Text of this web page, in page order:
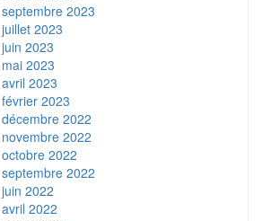
septembre 2023
juillet 2023
juin 2023
mai 2023
avril 2023
février 2023
décembre 2022
novembre 2022
octobre 2022
septembre 2022
juin 2022
avril 2022